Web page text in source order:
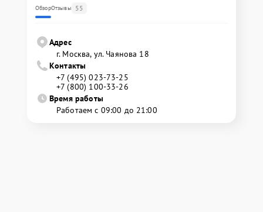
ОбзорОтзывы 55
Адрес
г. Москва, ул. Чаянова 18
Контакты
+7 (495) 023-73-25
+7 (800) 100-33-26
Время работы
Работаем с 09:00 до 21:00